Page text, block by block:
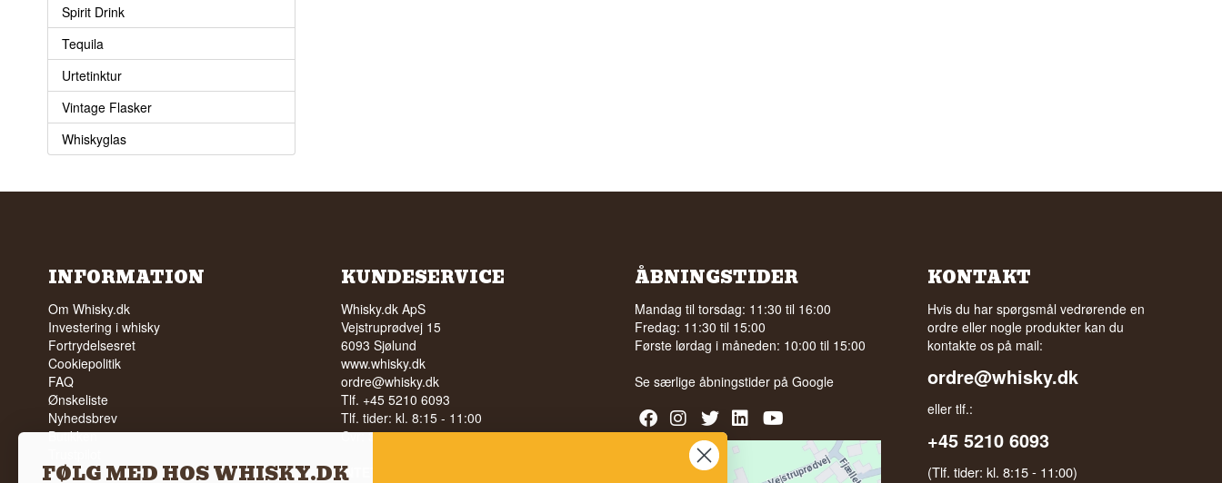
Spirit Drink
Tequila
Urtetinktur
Vintage Flasker
Whiskyglas
INFORMATION
Om Whisky.dk
Investering i whisky
Fortrydelsesret
Cookiepolitik
FAQ
Ønskeliste
Nyhedsbrev
Butikken
Vilkår
KUNDESERVICE
Whisky.dk ApS
Vejstruprødvej 15
6093 Sjølund
www.whisky.dk
ordre@whisky.dk
Tlf. +45 5210 6093
Tlf. tider: kl. 8:15 - 11:00
Cvr: 35210040
INTET SALG AF ALKOHOL TIL UNGE
ÅBNINGSTIDER
Mandag til torsdag: 11:30 til 16:00
Fredag: 11:30 til 15:00
Første lørdag i måneden: 10:00 til 15:00
Se særlige åbningstider på Google
KONTAKT
Hvis du har spørgsmål vedrørende en
ordre eller nogle produkter kan du
kontakte os på mail:
ordre@whisky.dk
eller tlf.:
+45 5210 6093
(Tlf. tider: kl. 8:15 - 11:00)
FØLG MED HOS WHISKY.DK